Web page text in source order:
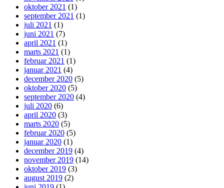
oktober 2021 (1)
september 2021 (1)
juli 2021 (1)
juni 2021 (7)
april 2021 (1)
marts 2021 (1)
februar 2021 (1)
januar 2021 (4)
december 2020 (5)
oktober 2020 (5)
september 2020 (4)
juli 2020 (6)
april 2020 (3)
marts 2020 (5)
februar 2020 (5)
januar 2020 (1)
december 2019 (4)
november 2019 (14)
oktober 2019 (3)
august 2019 (2)